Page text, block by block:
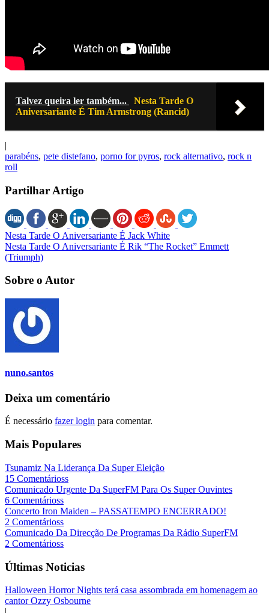
Talvez queira ler também...
Nesta Tarde O
Aniversariante É Tim Armstrong (Rancid)
|
parabéns, pete distefano, porno for pyros, rock alternativo, rock n
roll
Partilhar Artigo
Nesta Tarde O Aniversariante É Jack White
Nesta Tarde O Aniversariante É Rik “The Rocket” Emmett
(Triumph)
Sobre o Autor
nuno.santos
Deixa um comentário
É necessário fazer login para comentar.
Mais Populares
Tsunamiz Na Liderança Da Super Eleição
15 Comentárioss
Comunicado Urgente Da SuperFM Para Os Super Ouvintes
6 Comentárioss
Concerto Iron Maiden – PASSATEMPO ENCERRADO!
2 Comentárioss
Comunicado Da Direcção De Programas Da Rádio SuperFM
2 Comentárioss
Últimas Noticias
Halloween Horror Nights terá casa assombrada em homenagem ao
cantor Ozzy Osbourne